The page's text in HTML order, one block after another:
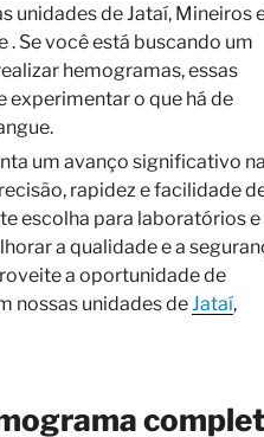
unidades de Jataí, Mineiros
Se você está buscando um
hemogramas, essas
experimentar o que há de
um avanço significativo na
rapidez e facilidade
escolha para laboratórios e
a qualidade e a
a oportunidade de
nossas unidades de Jataí,